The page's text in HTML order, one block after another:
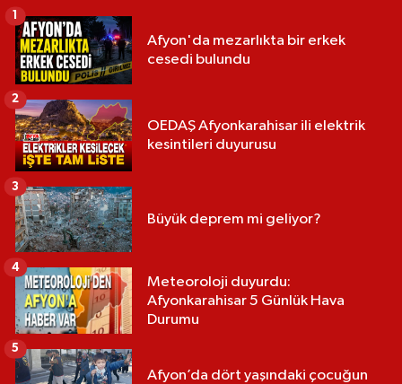
Afyon'da mezarlıkta bir erkek
cesedi bulundu
1
OEDAŞ Afyonkarahisar ili elektrik
kesintileri duyurusu
2
Büyük deprem mi geliyor?
3
Meteoroloji duyurdu:
Afyonkarahisar 5 Günlük Hava
Durumu
4
Afyon’da dört yaşındaki çocuğun
5